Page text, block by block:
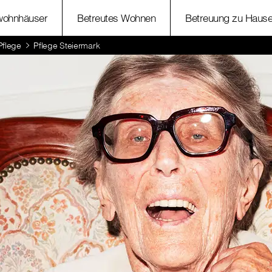
Betreutes Wohnen Betreuung zu Hause
Pflege Steiermark